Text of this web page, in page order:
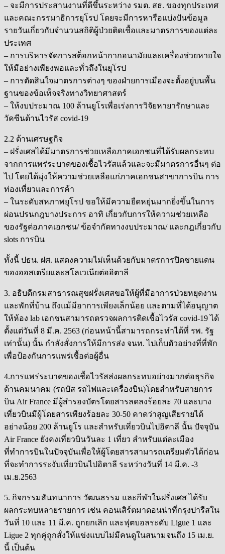
– จะมีการประสานงานที่ดีขึ้นระหว่าง รมต. สธ. ของทุกประเทศ
และคณะกรรมาธิการยุโรป โดยจะมีการหารือแบ่งปันข้อมูล
รายวันเกี่ยวกับจำนวนสถิติผู้ป่วยติดเชื้อและมาตรการของแต่ละ
ประเทศ
– การบริหารจัดการสต็อกหน้ากากอนามัยและเครื่องช่วยหายใจ
ให้มีอย่างเพียงพอและทั่วถึงในยุโรป
– การตัดสินใจมาตรการต่างๆ ของฝ่ายการเมืองจะตั้งอยู่บนพื้น
ฐานของข้อเท็จจริงทางวิทยาศาสตร์
– ให้งบประมาณ 100 ล้านยูโรเพื่อเร่งการวิจัยหายารักษาและ
วัคซีนต้านไวรัส covid-19
2.2 ด้านเศรษฐกิจ
– ฝรั่งเศสได้มีมาตรการช่วยเหลือภาคเอกชนที่ได้รับผลกระทบ
จากการแพร่ระบาดของเชื้อไวรัสแล้วและจะมีมาตรการอื่นๆ ต่อ
ไป โดยได้มุ่งให้ความช่วยเหลือแก่ภาคเอกชนสาขาการบิน การ
ท่องเที่ยวและการค้า
– ในระดับสหภาพยุโรป ขอให้มีความยืดหยุ่นมากยิ่งขึ้นในการ
ผ่อนปรนกฎบางประการ อาทิ เกี่ยวกับการให้ความช่วยเหลือ
ของรัฐต่อภาคเอกชน/ ข้อจำกัดทางงบประมาณ/ และกฎเกี่ยวกับ
slots การบิน
ทั้งนี้ ปธน. ฝศ. แสดงความไม่เห็นด้วยกับมาตรการปิดชายแดน
ของออสเตรียและสโลเวเนียต่ออิตาลี
3. อธิบดีกรมสาธารณสุขฝรั่งเศสขอให้ผู้ที่มีอาการป่วยหยุดงาน
และพักที่บ้าน ถึงแม้มีอาการเพียงเล็กน้อย และตามที่ได้อนุญาต
ให้ห้อง lab เอกชนสามารถตรวจผลการติดเชื้อไวรัส covid-19 ได้
ตั้งแต่วันที่ 8 มี.ค. 2563 (ก่อนหน้านี้สามารถกระทำได้ที่ รพ. รัฐ
เท่านั้น) นั้น กำลังสั่งการให้มีการส่ง จนท. ไปเก็บตัวอย่างที่ที่พัก
เพื่อป้องกันการแพร่เชื้อต่อผู้อื่น
4.การแพร่ระบาดของเชื้อไวรัสส่งผลกระทบอย่างมากต่อธุรกิจ
ด้านคมนาคม (รถบัส รถไฟและเครื่องบิน)โดยสำหรับสายการ
บิน Air France มีผู้สำรองบัตรโดยสารลดลงร้อยละ 70 และบาง
เที่ยวบินมีผู้โดยสารเพียงร้อยละ 30-50 คาดว่าสูญเสียรายได้
อย่างน้อย 200 ล้านยูโร และสำหรับเที่ยวบินไปอิตาลี นั้น ปัจจุบัน
Air France ยังคงเที่ยวบินวันละ 1 เที่ยว สำหรับแต่ละเมือง
ที่ทำการบินในปัจจุบันเพื่อให้ผู้โดยสารสามารถเตรียมตัวได้ก่อน
ที่จะทำการระงับเที่ยวบินไปอิตาลี ระหว่างวันที่ 14 มี.ค. -3
เม.ย.2563
5. กิจกรรม​สันทนาการ​ วัฒนธรรม​ และกีฬาในฝรั่งเศส​ ได้รับ
ผลกระทบหลายรายการ​ เช่น​ คอนเสิร์ต​มาดอนน่า​ที่กรุงปารีสใน
วันที่​ 10 และ​ 11​ มี.ค.​ ถูก​ยกเลิก​ และฟุตบอลระดับ​ Ligue 1 และ​
Ligue​ 2 ทุกคู่ถูก​สั่งให้แข่งแบบไม่มีคนดู​ในสนามจนถึง​ 15​ เม.ย.
นี้ เป็น​ต้น